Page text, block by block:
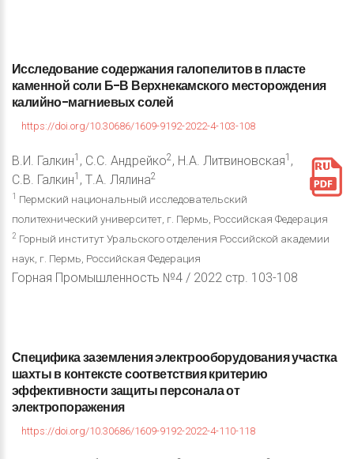
Исследованиесодержания галопелитоввпласте
каменнойсоли Б-В Верхнекамскогоместорождения
калийно-магниевыхсолей
https://doi.org/10.30686/1609-9192-2022-4-103-108
В.И. Галкин1 , С.С. Андрейко2, Н.А. Литвиновская1 ,
С.В. Галкин1 , Т.А. Лялина2
1
Пермский национальный исследовательский
политехнический университет, г. Пермь, Российская Федерация
2 Горный институт Уральского отделения Российской академии
наук, г. Пермь, Российская Федерация
Горная Промышленность №4 / 2022 стр. 103-108
Спецификазаземленияэлектрооборудованияучастка
шахтывконтекстесоответствиякритерию
эффективностизащитыперсоналаот
электропоражения
https://doi.org/10.30686/1609-9192-2022-4-110-118